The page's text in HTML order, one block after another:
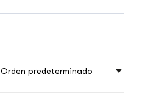
Orden predeterminado